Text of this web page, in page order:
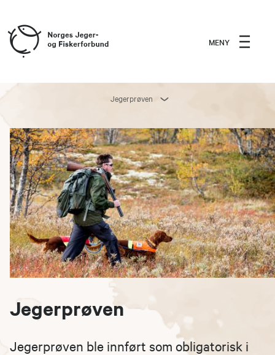
MENY
Jegerprøven
Jegerprøven
Jegerprøven ble innført som obligatorisk i